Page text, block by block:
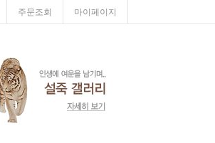
주문조회 마이페이지